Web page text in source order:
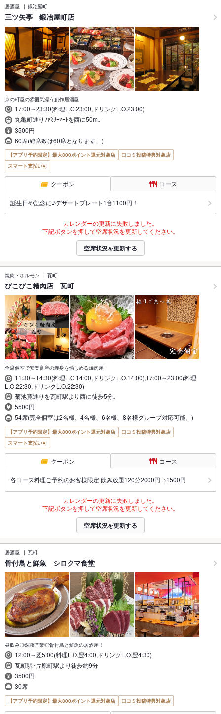
居酒屋 鍛冶屋町
三ツ矢亭 鍛冶屋町店
京の町屋の雰囲気漂う創作居酒屋
17:00～23:30(料理L.O.23:00,ドリンクL.O.23:00)
丸亀町通りﾌｧﾐﾘｰﾏｰﾄを西に50m｡
3500円
60席(総席数は60席となります。)
【アプリ予約限定】最大800ポイント還元対象店
口コミ投稿特典対象店
スマート支払い可
クーポン コース
誕生日や記念に♪デザートプレート1台1100円！
カレンダーの更新に失敗しました。
下記ボタンを押して空席状況を更新してください。
空席状況を更新する
焼肉・ホルモン 瓦町
ぴこぴこ精肉店 瓦町
全席個室で安楽畜産の赤身を愉しめる焼肉屋
11:30～14:30(料理L.O.14:00,ドリンクL.O.14:00),17:00～23:00(料理
L.O.22:30,ドリンクL.O.22:30)
菊池寛通りを瓦町駅より西に徒歩5分｡
5500円
54席(完全個室は2名様、4名様、6名様、8名様グループ対応可能。)
【アプリ予約限定】最大800ポイント還元対象店
口コミ投稿特典対象店
スマート支払い可
クーポン コース
各コース料理ご予約のお客様限定 飲み放題120分2000円→1500円
カレンダーの更新に失敗しました。
下記ボタンを押して空席状況を更新してください。
空席状況を更新する
居酒屋 瓦町
骨付鳥と鮮魚 シロクマ食堂
昼飲み◎深夜営業◎骨付鳥と鮮魚の居酒屋！
12:00～翌5:00(料理L.O.翌4:00,ドリンクL.O.翌4:30)
瓦町駅･片原町駅より徒歩約9分
3500円
30席
【アプリ予約限定】最大800ポイント還元対象店 口コミ投稿特典対象店